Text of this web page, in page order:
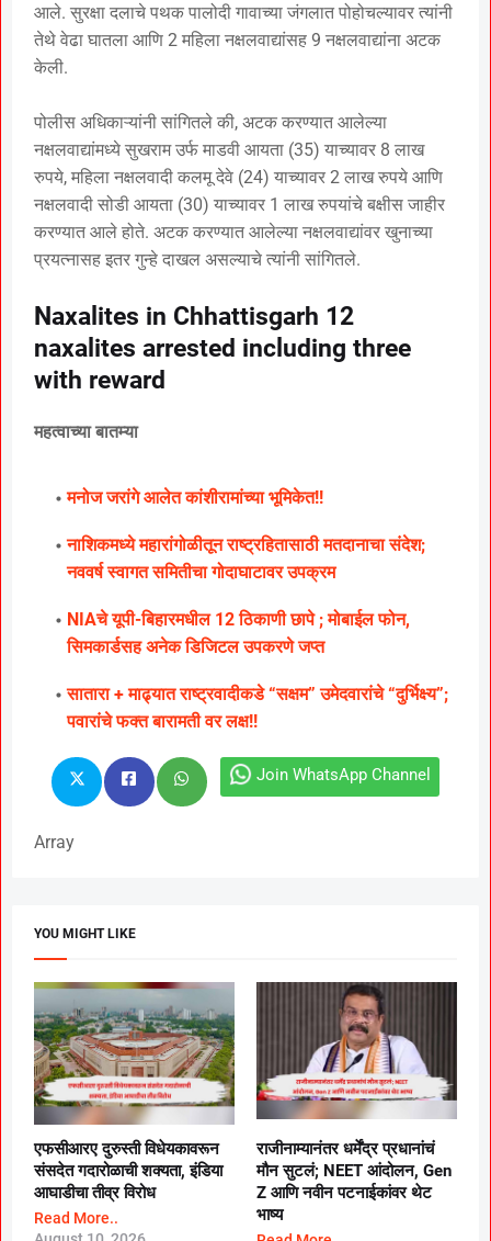
आले. सुरक्षा दलाचे पथक पालोदी गावाच्या जंगलात पोहोचल्यावर त्यांनी
तेथे वेढा घातला आणि 2 महिला नक्षलवाद्यांसह 9 नक्षलवाद्यांना अटक
केली.
पोलीस अधिकाऱ्यांनी सांगितले की, अटक करण्यात आलेल्या
नक्षलवाद्यांमध्ये सुखराम उर्फ ​​माडवी आयता (35) याच्यावर 8 लाख
रुपये, महिला नक्षलवादी कलमू देवे (24) याच्यावर 2 लाख रुपये आणि
नक्षलवादी सोडी आयता (30) याच्यावर 1 लाख रुपयांचे बक्षीस जाहीर
करण्यात आले होते. अटक करण्यात आलेल्या नक्षलवाद्यांवर खुनाच्या
प्रयत्नासह इतर गुन्हे दाखल असल्याचे त्यांनी सांगितले.
Naxalites in Chhattisgarh 12
naxalites arrested including three
with reward
महत्वाच्या बातम्या
मनोज जरांगे आलेत कांशीरामांच्या भूमिकेत!!
नाशिकमध्ये महारांगोळीतून राष्ट्रहितासाठी मतदानाचा संदेश;
नववर्ष स्वागत समितीचा गोदाघाटावर उपक्रम
NIAचे यूपी-बिहारमधील 12 ठिकाणी छापे ; मोबाईल फोन,
सिमकार्डसह अनेक डिजिटल उपकरणे जप्त
सातारा + माढ्यात राष्ट्रवादीकडे “सक्षम” उमेदवारांचे “दुर्भिक्ष्य”;
पवारांचे फक्त बारामती वर लक्ष!!
Join WhatsApp Channel
Array
YOU MIGHT LIKE
एफसीआरए दुरुस्ती विधेयकावरून
संसदेत गदारोळाची शक्यता, इंडिया
आघाडीचा तीव्र विरोध
Read More..
राजीनाम्यानंतर धर्मेंद्र प्रधानांचं
मौन सुटलं; NEET आंदोलन, Gen
Z आणि नवीन पटनाईकांवर थेट
भाष्य